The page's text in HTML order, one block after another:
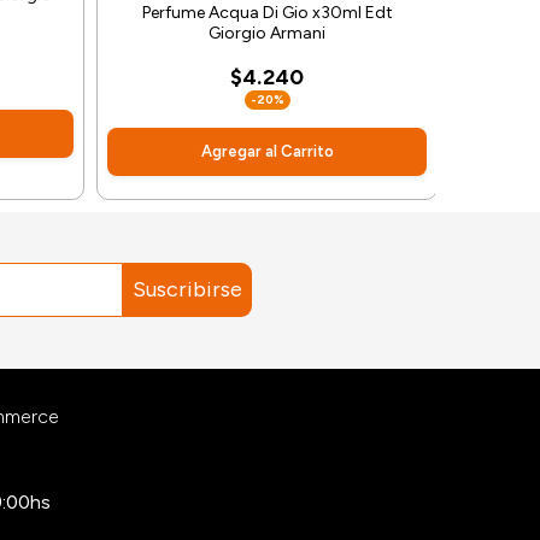
Perfume Acqua Di Gio x30ml Edt
Giorgio Armani
$4.240
-20%
Agregar al Carrito
Suscribirse